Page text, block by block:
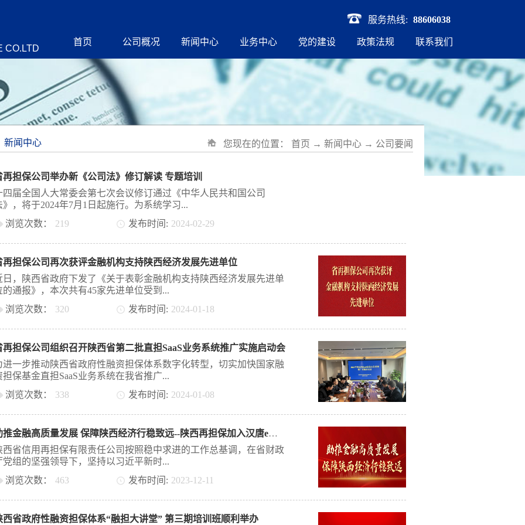
CO.LTD
服务热线: 88606038
首页 公司概况 新闻中心 业务中心 党的建设 政策法规 联系我们
新闻中心 您现在的位置： 首页 → 新闻中心 → 公司要闻
再担保公司举办新《公司法》修订解读 专题培训
四届全国人大常委会第七次会议修订通过《中华人民共和国公司
》，将于2024年7月1日起施行。为系统学习...
部经理陈杰讲授，公司全体员工参加培训。本次培训围绕新修订内
、国资公司的特别规定、公司治理架构、公司资本制度、股东权利义
以及新法应对建议等六个方面，着重对公司出资资本制度、公司治理
例展开，内容丰富，深入浅出，从理论层面、实操层面帮助参训人员
、内容详实、联系实际，对全面准确适用《公司法》具有很强的启发
、指导性和实际意义。各部门要深入学习新修订的《中华人民共和国
司法》，认真梳理总结学习内容，进一步根据新修订的《中华人民共
国公司法》梳理完善制度，全体干部职工要在工作实践中进一步消化
收、学以致用，为推进公司中国特色现代企业制度建设奠定坚实基
发布时间: 2024-02-29
浏览次数： 219
再担保公司再次获评金融机构支持陕西经济发展先进单位
日，陕西省政府下发了《关于表彰金融机构支持陕西经济发展先进单
的通报》，本次共有45家先进单位受到...
、融资贵方面做出的成绩。2023年，全省政府性融资担保体系在保业
规模首次突破千亿元大关，达到1180亿元，有效支持了我省实体经济
展，为服务陕西经济高质量发展贡献了担保力量。省再担保公司作为
评级，建立了动态授信工作制，引导体系机构聚焦主业、做大业务、
计开展再担保业务规模超3000亿元，惠及市场主体31万户，有效缓解
市场主体融资难、融资贵。引导体系支小支农担保费率降至0.70%，
业综合融资成本从10%降至5.56%，累计为融资主体节省担保费超过
亿元。省再担保通过深化银担合作，创新推出批量担保产品30余项，
效推动体系业务结构逐步改善、质量持续提升，全年实现银担分险业
，省再担保公司将珍惜荣誉，接续奋斗，认真学习贯彻党的二十大和
央经济工作会议、中央金融工作会议精神，聚焦金融高质量发展，...
发布时间: 2024-01 -18
浏览次数： 320
再担保公司组织召开陕西省第二批直担SaaS业务系统推广实施启动会
进一步推动陕西省政府性融资担保体系数字化转型，切实加快国家融
担保基金直担SaaS业务系统在我省推广...
茂辉，省再担保公司副总经理李璐、王敏及相关业务部门负责人，宝
担保等第二批直担SaaS业务系统试点的三家合作担保机构主要负责
、业务骨干参加会议。会议由省再担保公司副总经理李璐主持。会
重强调了直担SaaS业务系统是当前担保体系数字化转型的基础，能大
梳理、上线运行、规范运作等方面要按标准和要求保质保量完成。第
发布时间: 2024-01 -08
浏览次数： 338
助推金融高质量发展 保障陕西经济行稳致远--陕西再担保加入汉唐e融 金融高质量发展平台
西省信用再担保有限责任公司按照稳中求进的工作总基调，在省财政
党组的坚强领导下，坚持以习近平新时...
》及中央金融工作会议中推动金融高质量发展的主旨要义，扎实落实
发布时间: 2023-12-11
浏览次数： 463
西省政府性融资担保体系“融担大讲堂” 第三期培训班顺利举办